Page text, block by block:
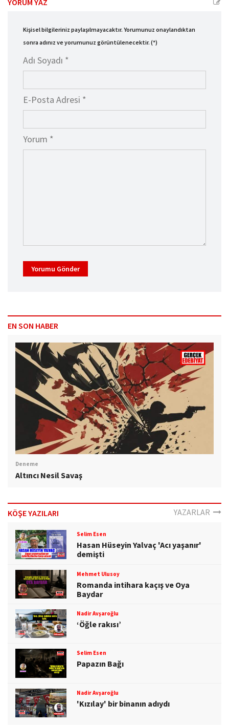
Kişisel bilgileriniz paylaşılmayacaktır. Yorumunuz onaylandıktan
sonra adınız ve yorumunuz görüntülenecektir. (*)
Adı Soyadı *
E-Posta Adresi *
Yorum *
Yorumu Gönder
EN SON HABER
Deneme
Altıncı Nesil Savaş
KÖŞE YAZILARI YAZARLAR
Selim Esen
Hasan Hüseyin Yalvaç 'Acı yaşanır'
demişti
Mehmet Ulusoy
Romanda intihara kaçış ve Oya
Baydar
Nadir Avşaroğlu
‘Öğle rakısı’
Selim Esen
Papazın Bağı
Nadir Avşaroğlu
'Kızılay' bir binanın adıydı